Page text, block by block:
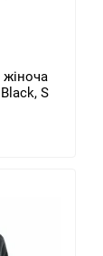
S